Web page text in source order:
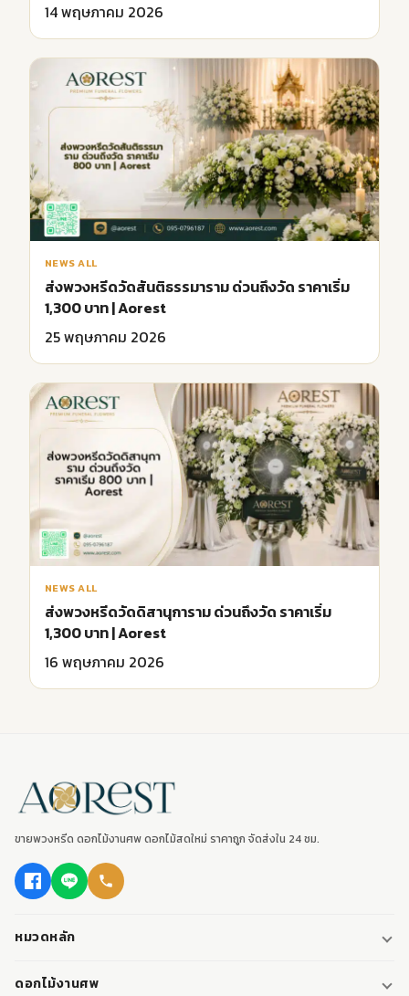
14 พฤษภาคม 2026
NEWS ALL
ส่งพวงหรีดวัดสันติธรรมาราม ด่วนถึงวัด ราคาเริ่ม
1,300 บาท | Aorest
25 พฤษภาคม 2026
NEWS ALL
ส่งพวงหรีดวัดดิสานุการาม ด่วนถึงวัด ราคาเริ่ม
1,300 บาท | Aorest
16 พฤษภาคม 2026
ขายพวงหรีด ดอกไม้งานศพ ดอกไม้สดใหม่ ราคาถูก จัดส่งใน 24 ชม.
หมวดหลัก
พวงหรีด
ดอกไม้งานศพ